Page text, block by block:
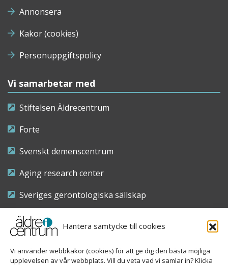
Hantera samtycke till cookies
Vi använder webbkakor (cookies) för att ge dig den bästa möjliga
upplevelsen av vår webbplats. Vill du veta vad vi samlar in? Klicka
Annonsera
Kakor (cookies)
Personuppgiftspolicy
Vi samarbetar med
Stiftelsen Äldrecentrum
Forte
Svenskt demenscentrum
Aging research center
Sveriges gerontologiska sällskap
Riksföreningen för sjuksköterskor inom äldre- och
demensvård
Nationellt kompetenscentrum anhöriga